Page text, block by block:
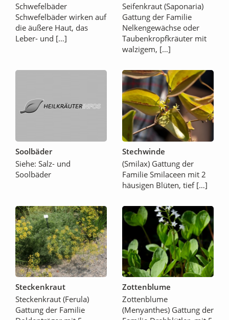
Schwefelbäder
Schwefelbäder wirken auf
die äußere Haut, das
Leber- und […]
Seifenkraut (Saponaria)
Gattung der Familie
Nelkengewächse oder
Taubenkropfkräuter mit
walzigem, […]
Soolbäder
Siehe: Salz- und
Soolbäder
Stechwinde
(Smilax) Gattung der
Familie Smilaceen mit 2
häusigen Blüten, tief […]
Steckenkraut
Steckenkraut (Ferula)
Gattung der Familie
Zottenblume
Zottenblume
(Menyanthes) Gattung der